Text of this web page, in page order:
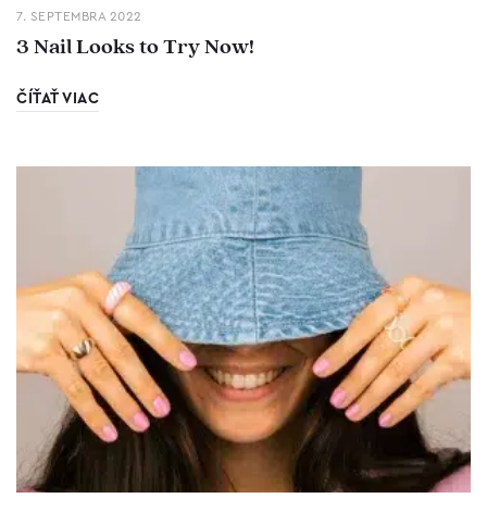
7. SEPTEMBRA 2022
3 Nail Looks to Try Now!
ČÍŤAŤ VIAC